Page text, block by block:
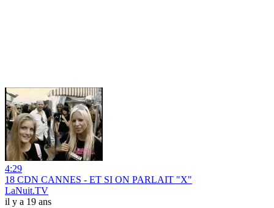
4:29
18 CDN CANNES - ET SI ON PARLAIT "X"
LaNuit.TV
il y a 19 ans